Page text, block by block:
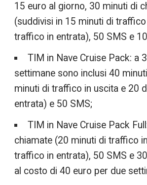
15 euro al giorno, 30 minuti di
(suddivisi in 15 minuti di
traffico in entrata), 50 SMS e
TIM in Nave Cruise Pack: a
settimane sono inclusi 40
minuti di traffico in uscita e 20
entrata) e 50 SMS;
TIM in Nave Cruise Pack
chiamate (20 minuti di traffico
traffico in entrata), 50 SMS e
al costo di 40 euro per due